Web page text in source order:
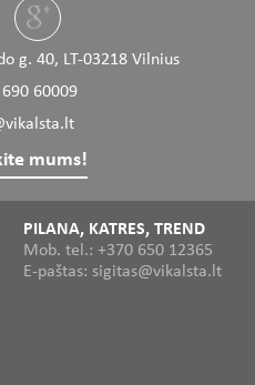
g. 40, LT-03218 Vilnius
60009
mums!
PILANA, KATRES, TREND
Mob. tel.: +370 650 12365
E-paštas: sigitas@vikalsta.lt